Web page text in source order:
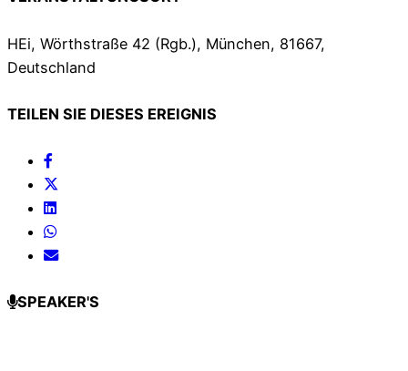
HEi, Wörthstraße 42 (Rgb.), München, 81667,
Deutschland
TEILEN SIE DIESES EREIGNIS
SPEAKER'S